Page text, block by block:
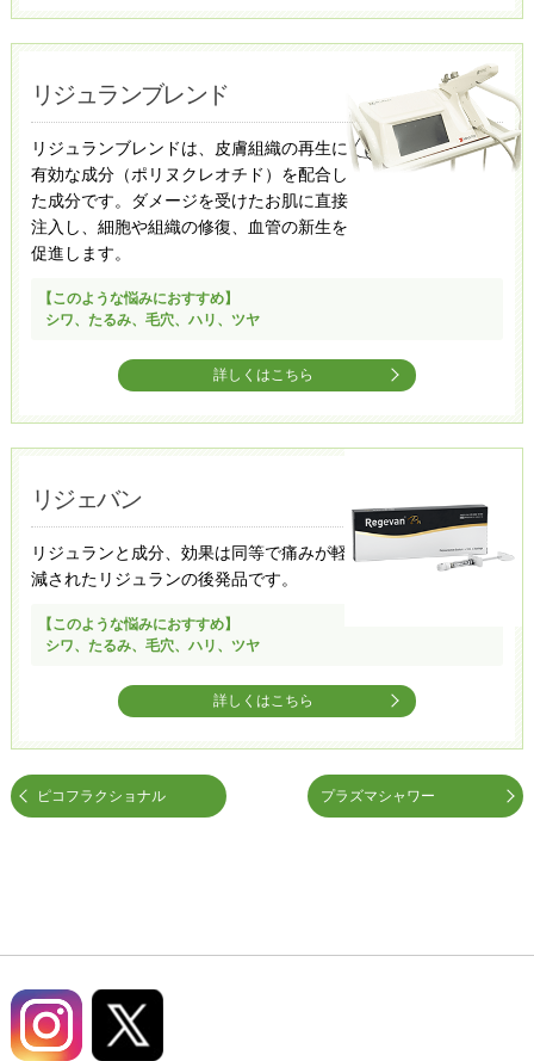
リジュランブレンド
リジュランブレンドは、皮膚組織の再生に
有効な成分（ポリヌクレオチド）を配合し
た成分です。ダメージを受けたお肌に直接
注入し、細胞や組織の修復、血管の新生を
促進します。
【このような悩みにおすすめ】
シワ、たるみ、毛穴、ハリ、ツヤ
詳しくはこちら
リジェバン​
リジュランと成分、効果は同等で痛みが軽
減されたリジュランの後発品です。
【このような悩みにおすすめ】
シワ、たるみ、毛穴、ハリ、ツヤ
詳しくはこちら
プラズマシャワー
ピコフラクショナル